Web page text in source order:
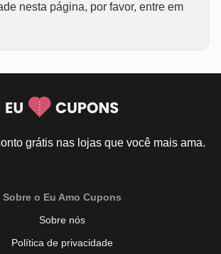
nesta página, por favor, entre em
grátis nas lojas que você mais ama.
Sobre o Eu Amo Cupons
Sobre nós
Política de privacidade